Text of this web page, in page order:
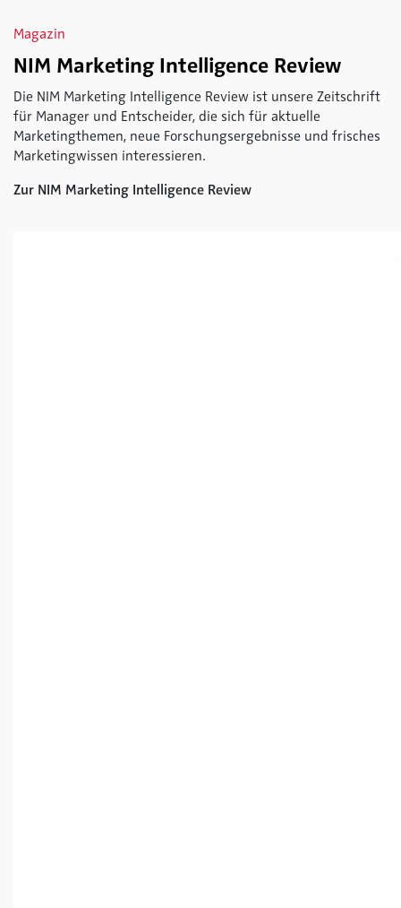
Magazin
NIM Marketing Intelligence Review
Die NIM Marketing Intelligence Review ist unsere Zeitschrift
für Manager und Entscheider, die sich für aktuelle
Marketingthemen, neue Forschungsergebnisse und frisches
Marketingwissen interessieren.
Zur NIM Marketing Intelligence Review